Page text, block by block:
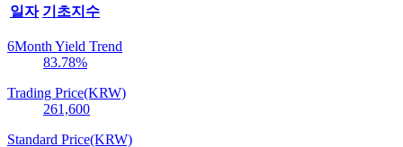
일자 기초지수
6Month Yield Trend
83.78%
Trading Price(KRW)
261,600
Standard Price(KRW)